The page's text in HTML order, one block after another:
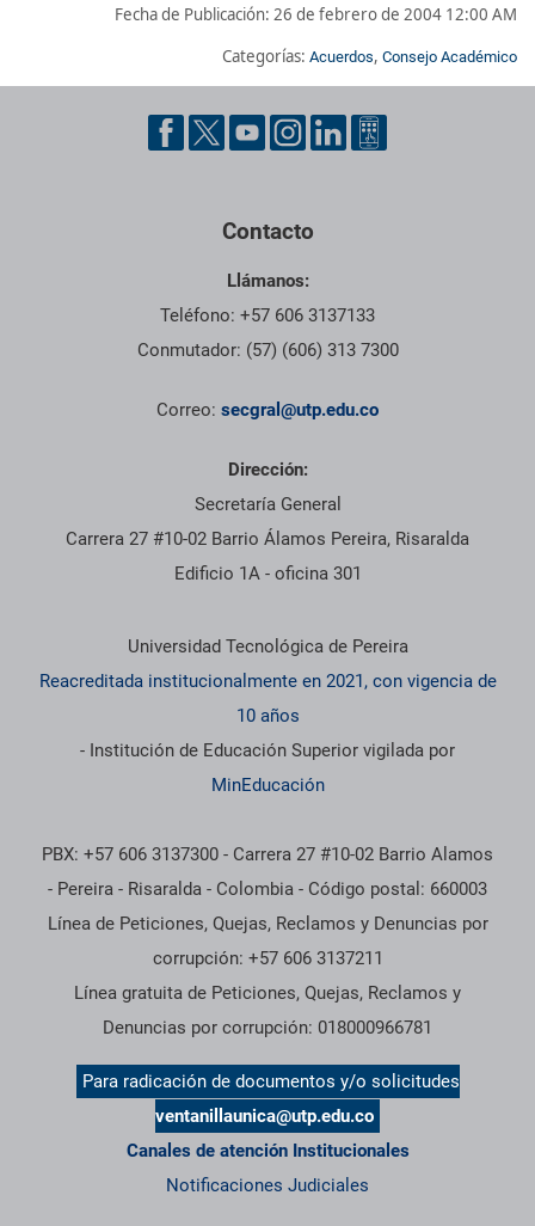
Fecha de Publicación: 26 de febrero de 2004 12:00 AM
Categorías: Acuerdos, Consejo Académico
Pie de página con información de contacto, redes sociales y
Contacto
Llámanos:
Teléfono: +57 606 3137133
Conmutador: (57) (606) 313 7300
Correo: secgral@utp.edu.co
Dirección:
Secretaría General
Carrera 27 #10-02 Barrio Álamos Pereira, Risaralda
Edificio 1A - oficina 301
Información institucional
Universidad Tecnológica de Pereira
Reacreditada institucionalmente en 2021, con vigencia de
10 años
- Institución de Educación Superior vigilada por
MinEducación
PBX: +57 606 3137300 - Carrera 27 #10-02 Barrio Alamos
- Pereira - Risaralda - Colombia - Código postal: 660003
Línea de Peticiones, Quejas, Reclamos y Denuncias por
corrupción: +57 606 3137211
Línea gratuita de Peticiones, Quejas, Reclamos y
Denuncias por corrupción: 018000966781
Para radicación de documentos y/o solicitudes
ventanillaunica@utp.edu.co
Canales de atención Institucionales
Notificaciones Judiciales